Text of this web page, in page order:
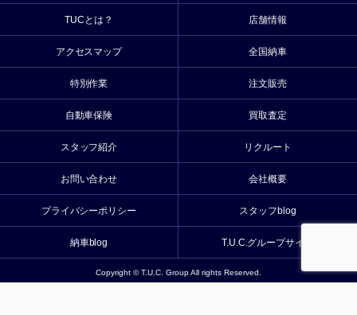
TUCとは？ 店舗情報
アクセスマップ 全国納車
特別作業 注文販売
自動車保険 買取査定
スタッフ紹介 リクルート
お問い合わせ 会社概要
プライバシーポリシー スタッフblog
納車blog T.U.C.グループサイト
Copyright © T.U.C. Group All rights Reserved.